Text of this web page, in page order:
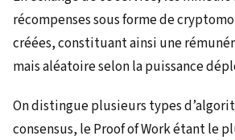
récompenses sous forme de
créées, constituant ainsi une
mais aléatoire selon la puissance
On distingue plusieurs types
consensus, le Proof of Work étant le